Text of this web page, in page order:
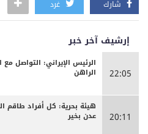
شارك غرد
إرشيف آخر خبر
22:05
الرئيس الإيراني: التواصل
الراهن
20:11
هيئة بحرية: كل أفراد
عدن بخير